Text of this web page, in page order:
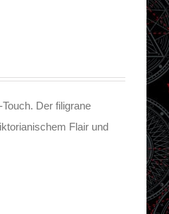
Der filigrane
Flair und